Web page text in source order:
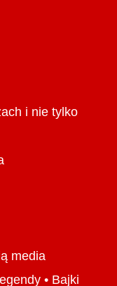
i nie tylko
media
• Bajki